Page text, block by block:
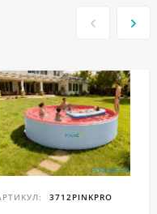
3712PINKPRO